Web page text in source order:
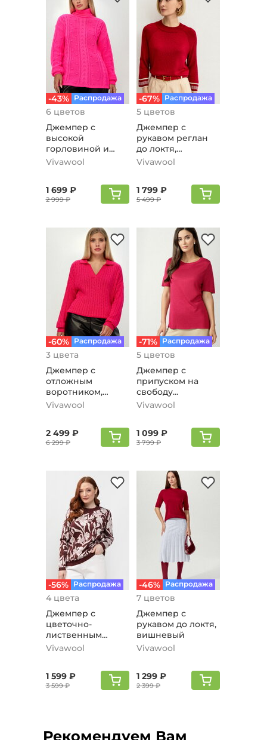
-43% Распродажа
6 цветов
Джемпер с
высокой
горловиной и
косами,
Vivawool
1 699 ₽
2 999 ₽
-67% Распродажа
5 цветов
Джемпер с
рукавом реглан
до локтя,
вишневый
Vivawool
1 799 ₽
5 499 ₽
-60% Распродажа
3 цвета
Джемпер с
отложным
воротником,
малиновый
Vivawool
2 499 ₽
6 299 ₽
-71% Распродажа
5 цветов
Джемпер с
припуском на
свободу
движения,
Vivawool
1 099 ₽
3 799 ₽
-56% Распродажа
4 цвета
Джемпер с
цветочно-
лиственным
рисунком,
Vivawool
1 599 ₽
3 599 ₽
-46% Распродажа
7 цветов
Джемпер с
рукавом до локтя,
вишневый
Vivawool
1 299 ₽
2 399 ₽
Рекомендуем Вам